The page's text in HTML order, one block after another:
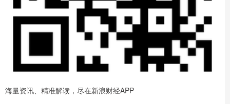
海量资讯、精准解读，尽在新浪财经APP